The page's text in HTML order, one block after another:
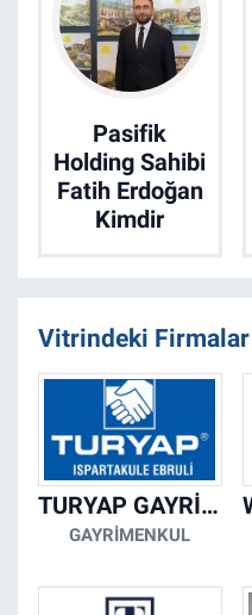
Pasifik
Holding Sahibi
Fatih Erdoğan
Kimdir
Vitrindeki Firmalar
TURYAP GAYRİMENKUL DANIŞMANLIK HİZMETLERİ
GAYRIMENKUL